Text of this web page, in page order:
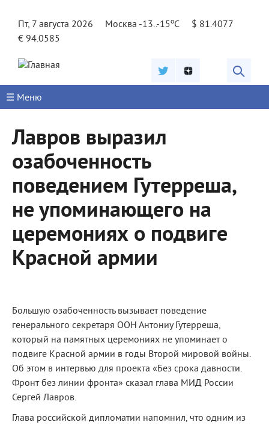
Пт, 7 августа 2026
Москва -13..-15oC
$ 81.4077
€ 94.0585
☰ Меню
Лавров выразил
озабоченность
поведением Гутерреша,
не упоминающего на
церемониях о подвиге
Красной армии
Большую озабоченность вызывает поведение
генерального секретаря ООН Антониу Гутерреша,
который на памятных церемониях не упоминает о
подвиге Красной армии в годы Второй мировой войны.
Об этом в интервью для проекта «Без срока давности.
Фронт без линии фронта» сказал глава МИД России
Сергей Лавров.
Глава российской дипломатии напомнил, что одним из